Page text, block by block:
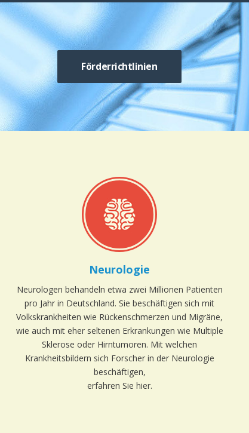
Förderrichtlinien
Neurologie
Neurologen behandeln etwa zwei Millionen Patienten
pro Jahr in Deutschland. Sie beschäftigen sich mit
Volkskrankheiten wie Rückenschmerzen und Migräne,
wie auch mit eher seltenen Erkrankungen wie Multiple
Sklerose oder Hirntumoren. Mit welchen
Krankheitsbildern sich Forscher in der Neurologie
beschäftigen,
erfahren Sie hier.